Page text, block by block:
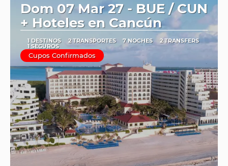
Dom 07 Mar 27 - BUE / CUN
+ Hoteles en Cancún
1 DESTINOS 2 TRANSPORTES 7 NOCHES 2 TRANSFERS
1 SEGUROS
Cupos Confirmados